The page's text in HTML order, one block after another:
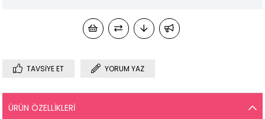
TAVSIYE ET YORUM YAZ
ÜRÜN ÖZELLIKLERI